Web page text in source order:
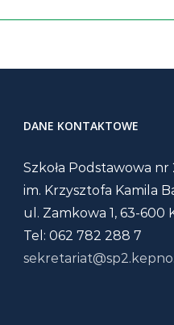
DANE KONTAKTOWE
Szkoła Podstawowa nr
im. Krzysztofa Kamila
ul. Zamkowa 1, 63-600
Tel: 062 782 288 7